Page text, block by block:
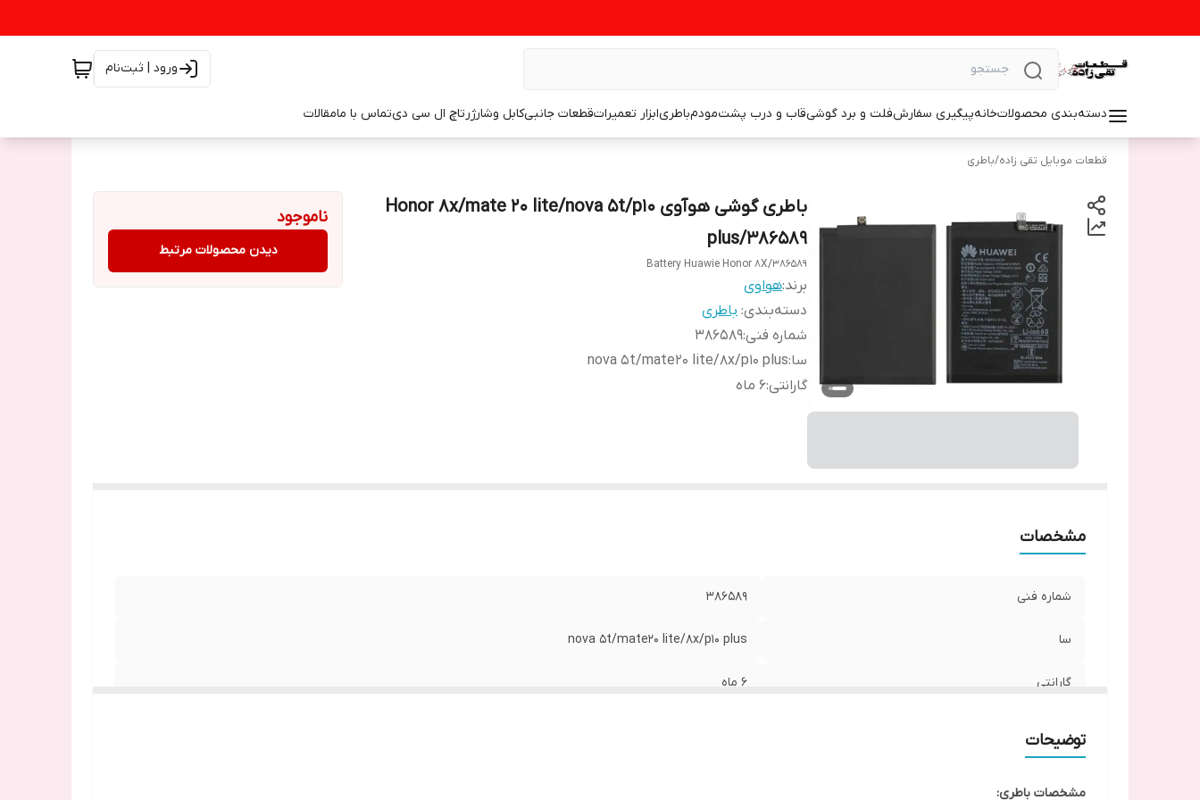
ورود | ثبت‌نام
دسته‌بندی محصولاتخانهپیگیری سفارشفلت و برد گوشیقاب و درب پشتمودمباطریابزار تعمیراتقطعات جانبیکابل وشارژرتاچ ال سی دیتماس با مامقالات
قطعات موبایل تقی زاده/باطری
باطری گوشی هوآوی Honor 8x/mate 20 lite/nova 5t/p10
plus/386589
Battery Huawie Honor 8X/386589
برند:هواوی
دسته‌بندی: باطری
شماره فنی:
386589
سا:
nova 5t/mate20 lite/8x/p10 plus
گارانتی:6 ماه
ناموجود
دیدن محصولات مرتبط
مشخصات
شماره فنی 386589
سا nova 5t/mate20 lite/8x/p10 plus
گارانتی 6 ماه
توضیحات
مشخصات باطری: